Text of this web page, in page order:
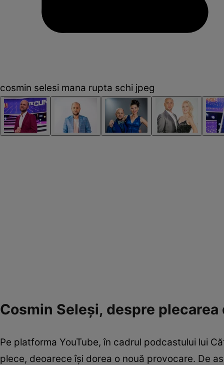
cosmin selesi mana rupta schi jpeg
Cosmin Seleși, despre plecarea
Pe platforma YouTube, în cadrul podcastului lui
plece, deoarece își dorea o nouă provocare. De